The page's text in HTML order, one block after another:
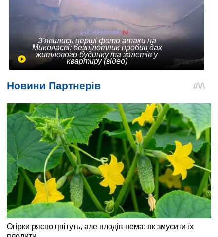
З'явились перші фото атаки на
Миколаєві: безпілотник пробив дах
житлового будинку та залетів у
квартиру (відео)